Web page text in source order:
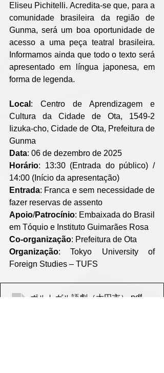
Eliseu Pichitelli. Acredita-se que, para a
comunidade brasileira da região de
Gunma, será um boa oportunidade de
acesso a uma peça teatral brasileira.
Informamos ainda que todo o texto será
apresentado em língua japonesa, em
forma de legenda.
Local : Centro de Aprendizagem e
Cultura da Cidade de Ota, 1549-2
Iizuka-cho, Cidade de Ota, Prefeitura de
Gunma
Data: 06 de dezembro de 2025
Horário: 13:30 (Entrada do público) /
14:00 (Início da apresentação)
Entrada: Franca e sem necessidade de
fazer reservas de assento
Apoio/Patrocínio: Embaixada do Brasil
em Tóquio e Instituto Guimarães Rosa
Co-organização: Prefeitura de Ota
Organização: Tokyo University of
Foreign Studies – TUFS
ポルトガル語劇（太田市） .pdf